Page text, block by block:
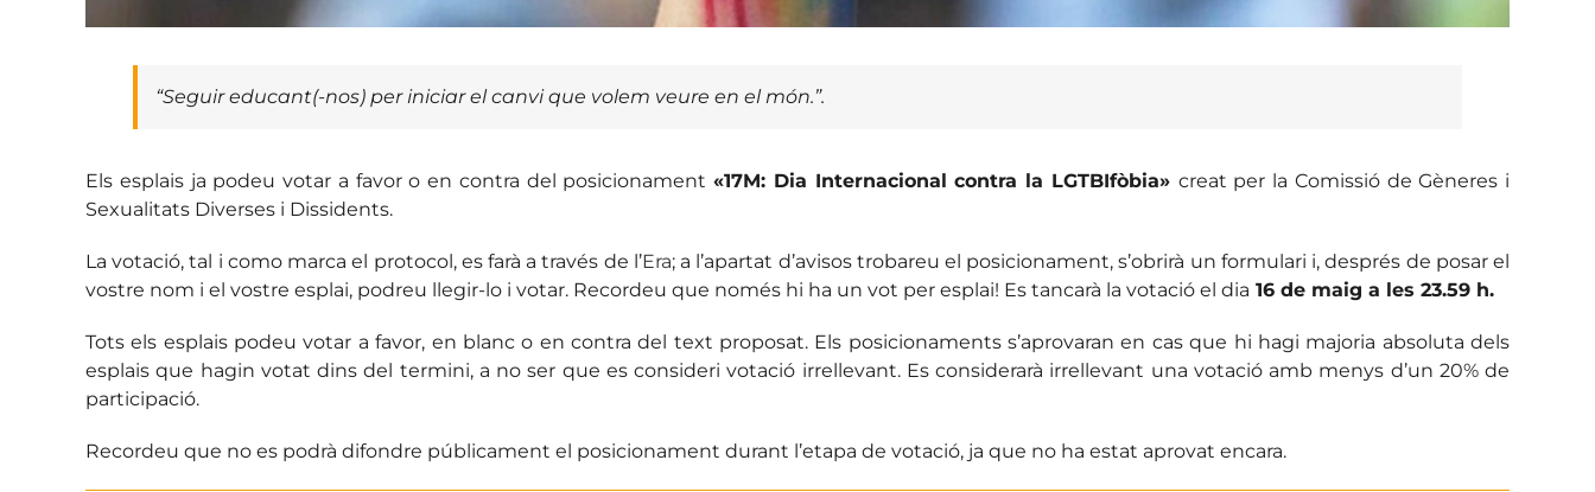
“Seguir educant(-nos) per iniciar el canvi que volem veure en el món.”.
Els esplais ja podeu votar a favor o en contra del posicionament «17M: Dia Internacional contra la LGTBIfòbia» creat per la Comissió de Gèneres i
Sexualitats Diverses i Dissidents.
La votació, tal i como marca el protocol, es farà a través de l’Era; a l’apartat d’avisos trobareu el posicionament, s’obrirà un formulari i, després de posar el
vostre nom i el vostre esplai, podreu llegir-lo i votar. Recordeu que només hi ha un vot per esplai! Es tancarà la votació el dia 16 de maig a les 23.59 h.
Tots els esplais podeu votar a favor, en blanc o en contra del text proposat. Els posicionaments s’aprovaran en cas que hi hagi majoria absoluta dels
esplais que hagin votat dins del termini, a no ser que es consideri votació irrellevant. Es considerarà irrellevant una votació amb menys d’un 20% de
participació.
Recordeu que no es podrà difondre públicament el posicionament durant l’etapa de votació, ja que no ha estat aprovat encara.